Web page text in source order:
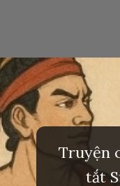
Đang mở
Truyện
tắt